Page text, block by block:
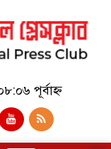
পূর্বাহ্ন